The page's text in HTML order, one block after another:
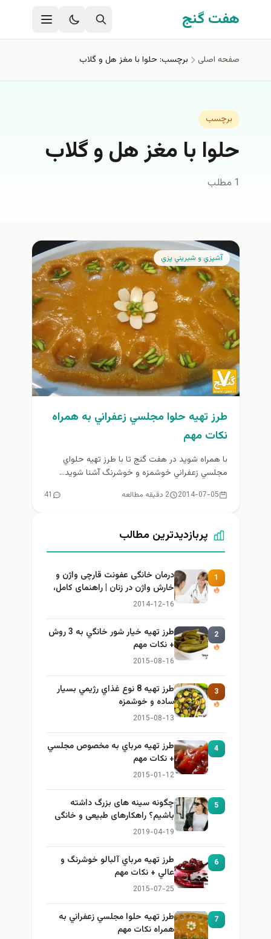
رفتن به محتوای اصلی
هفت گنج
صفحه اصلی برچسب: حلوا با مغز هل و گلاب
برچسب
حلوا با مغز هل و گلاب
1 مطلب
آشپزي و شيريني پزي
طرز تهيه حلوا مجلسي زعفراني به همراه
نكات مهم
با همراه شويد در هفت گنج تا با طرز تهيه حلواي
مجلسي زعفراني خوشمزه و خوشرنگ آشنا شويد...
2014-07-05 2 دقیقه مطالعه 41
پربازدیدترین مطالب
1
درمان خانگی عفونت قارچی واژن و
خارش واژن در زنان | راهنمای کامل،
ایمن و کاربردی
2014-12-16
2
طرز تهيه خیار شور خانگي به 3 روش
+ نكات مهم
2015-08-16
3
طرز تهيه 8 نوع غذاي رژيمي بسيار
ساده و خوشمزه
2015-08-13
4
طرز تهيه مرباي به مخصوص مجلسي
+ نكات مهم
2015-01-12
5
چگونه سینه های بزرگ داشته
باشیم؟ راهکارهای طبیعی و خانگی
برای بزرگ کردن سینه
2019-04-19
6
طرز تهيه مرباي آلبالو خوشرنگ و
عالي + نكات مهم
2015-07-25
7
طرز تهيه حلوا مجلسي زعفراني به
همراه نكات مهم